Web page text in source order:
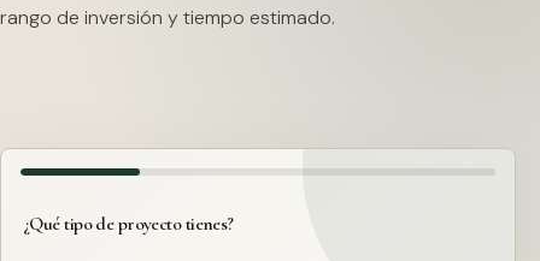
rango de inversión y tiempo estimado.
¿Qué tipo de proyecto tienes?